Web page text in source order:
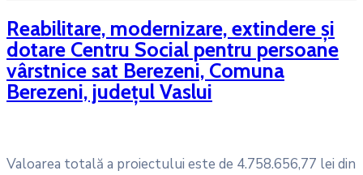
Reabilitare, modernizare, extindere și
dotare Centru Social pentru persoane
vârstnice sat Berezeni, Comuna
Berezeni, județul Vaslui
Valoarea totală a proiectului este de 4.758.656,77 lei din